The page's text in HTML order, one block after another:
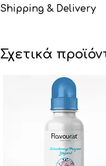
Shipping & Delivery
Σχετικά